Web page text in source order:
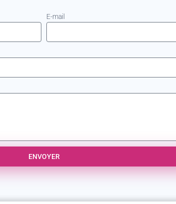
E-mail
ENVOYER